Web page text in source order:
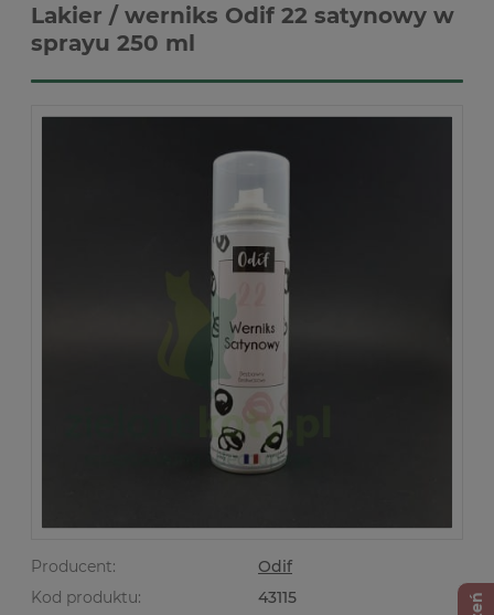
Lakier / werniks Odif 22 satynowy w
sprayu 250 ml
Producent:
Odif
Kod produktu:
43115